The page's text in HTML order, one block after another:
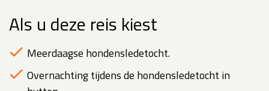
Als u deze reis kiest
Meerdaagse hondensledetocht.
Overnachting tijdens de hondensledetocht in